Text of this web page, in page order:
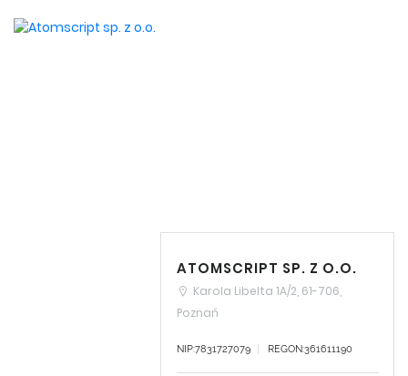
ATOMSCRIPT SP. Z O.O.
Karola Libelta 1A/2, 61-706,
Poznań
NIP:7831727079 REGON:361611190